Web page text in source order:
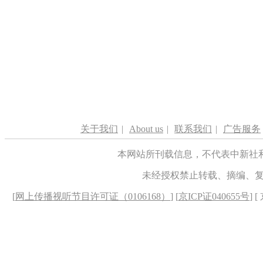
关于我们 | About us | 联系我们 | 广告服务
本网站所刊载信息，不代表中新
未经授权禁止转载、摘编、
[网上传播视听节目许可证（0106168） ] [京ICP证040655号] [